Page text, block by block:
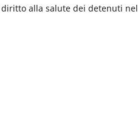
alla salute dei detenuti nel